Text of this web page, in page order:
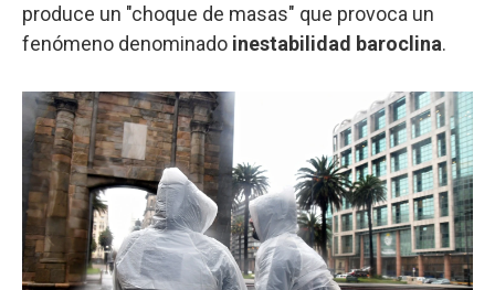
produce un "choque de masas" que provoca un
fenómeno denominado inestabilidad baroclina.